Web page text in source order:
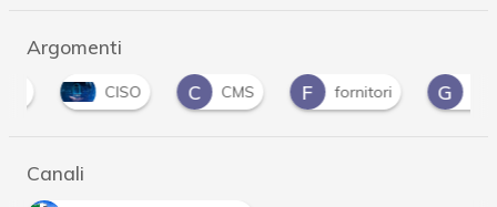
Argomenti
CISO CMS fornitori guida
Canali